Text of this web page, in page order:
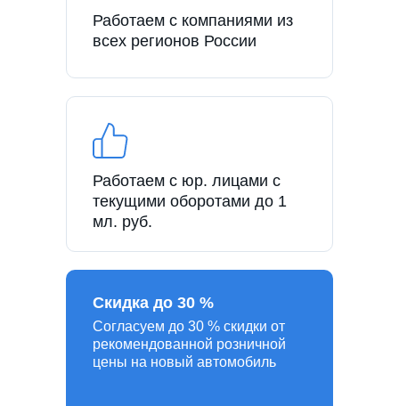
Работаем с компаниями из
всех регионов России
Работаем с юр. лицами с
текущими оборотами до 1
мл. руб.
Согласуем до 30 % скидки от
рекомендованной розничной
цены на новый автомобиль
Скидка до 30 %